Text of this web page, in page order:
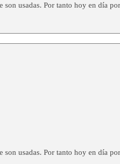
usadas. Por tanto hoy en día
usadas. Por tanto hoy en día